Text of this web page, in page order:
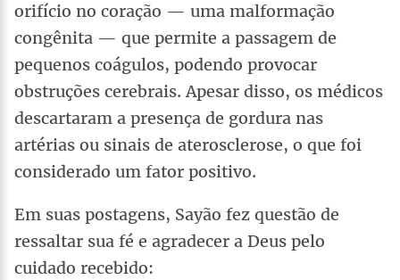
orifício no coração — uma malformação
congênita — que permite a passagem de
pequenos coágulos, podendo provocar
obstruções cerebrais. Apesar disso, os médicos
descartaram a presença de gordura nas
artérias ou sinais de aterosclerose, o que foi
considerado um fator positivo.
Em suas postagens, Sayão fez questão de
ressaltar sua fé e agradecer a Deus pelo
cuidado recebido: